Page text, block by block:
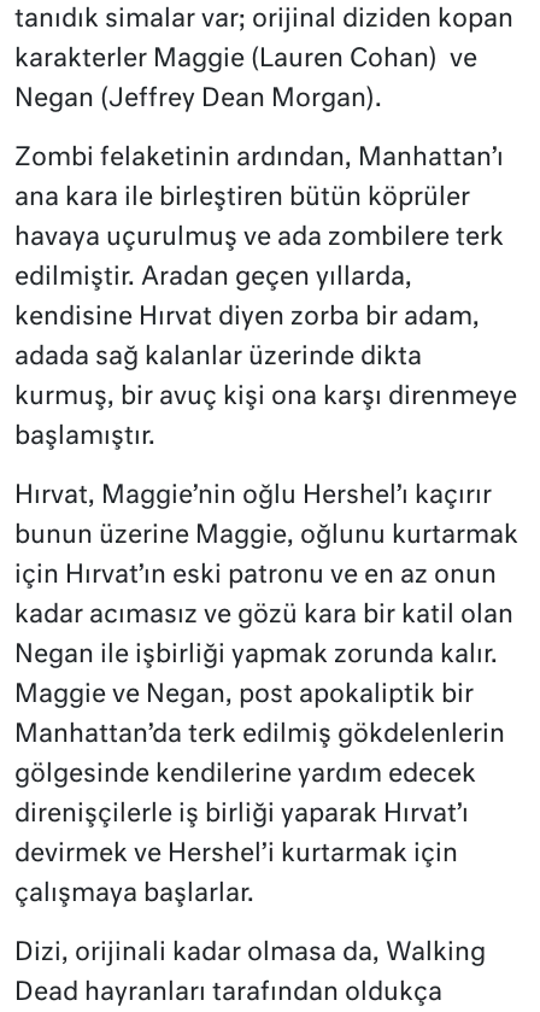
tanıdık simalar var; orijinal diziden kopan
karakterler Maggie (Lauren Cohan) ve
Negan (Jeffrey Dean Morgan).
Zombi felaketinin ardından, Manhattan’ı
ana kara ile birleştiren bütün köprüler
havaya uçurulmuş ve ada zombilere terk
edilmiştir. Aradan geçen yıllarda,
kendisine Hırvat diyen zorba bir adam,
adada sağ kalanlar üzerinde dikta
kurmuş, bir avuç kişi ona karşı direnmeye
başlamıştır.
Hırvat, Maggie’nin oğlu Hershel’ı kaçırır
bunun üzerine Maggie, oğlunu kurtarmak
için Hırvat’ın eski patronu ve en az onun
kadar acımasız ve gözü kara bir katil olan
Negan ile işbirliği yapmak zorunda kalır.
Maggie ve Negan, post apokaliptik bir
Manhattan’da terk edilmiş gökdelenlerin
gölgesinde kendilerine yardım edecek
direnişçilerle iş birliği yaparak Hırvat’ı
devirmek ve Hershel’i kurtarmak için
çalışmaya başlarlar.
Dizi, orijinali kadar olmasa da, Walking
Dead hayranları tarafından oldukça